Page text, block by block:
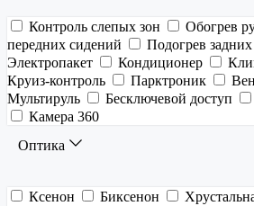
Контроль слепых зон Обогрев
передних сидений
Подогрев
Электропакет
Кондиционер
Круиз-контроль
Парктроник
Мультируль
Бесключевой доступ
Камера 360
Оптика
Ксенон Биксенон